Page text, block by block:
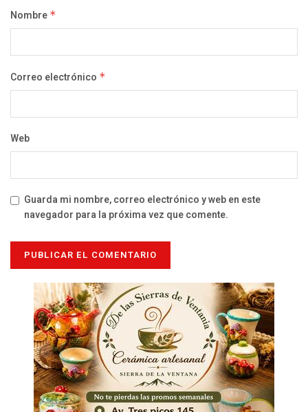
Nombre *
Correo electrónico *
Web
Guarda mi nombre, correo electrónico y web en este
navegador para la próxima vez que comente.